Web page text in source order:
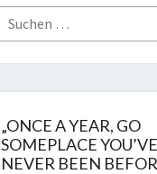
„ONCE A YEAR, GO
SOMEPLACE YOU’VE
NEVER BEEN